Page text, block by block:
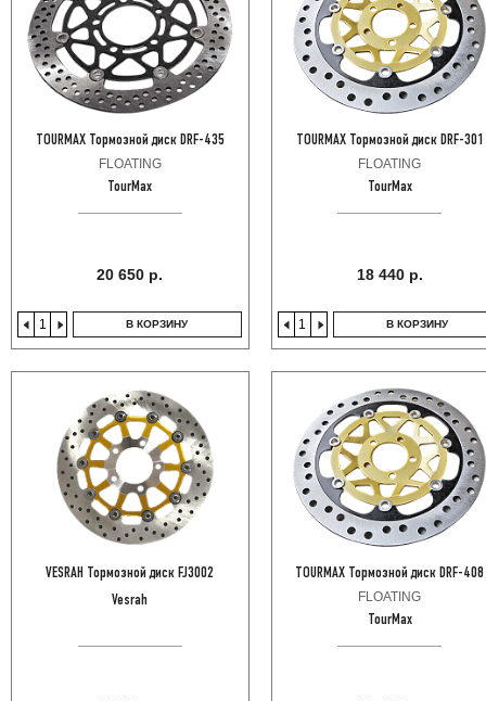
TOURMAX Тормозной диск DRF-435
FLOATING
TourMax
20 650 р.
В КОРЗИНУ
TOURMAX Тормозной диск DRF-301
FLOATING
TourMax
18 440 р.
В КОРЗИНУ
VESRAH Тормозной диск FJ3002
Vesrah
TOURMAX Тормозной диск DRF-408
FLOATING
TourMax